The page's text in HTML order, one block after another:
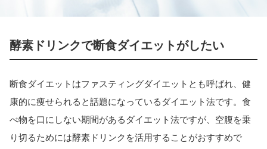
酵素ドリンクで断食ダイエットがしたい
断食ダイエットはファスティングダイエットとも呼ばれ、健
康的に痩せられると話題になっているダイエット法です。食
べ物を口にしない期間があるダイエット法ですが、空腹を乗
り切るためには酵素ドリンクを活用することがおすすめで